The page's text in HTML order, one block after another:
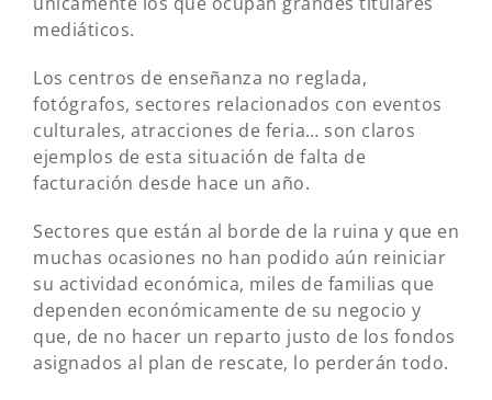
mediáticos.
Los centros de enseñanza no reglada,
fotógrafos, sectores relacionados con eventos
culturales, atracciones de feria… son claros
ejemplos de esta situación de falta de
facturación desde hace un año.
Sectores que están al borde de la ruina y que en
muchas ocasiones no han podido aún reiniciar
su actividad económica, miles de familias que
dependen económicamente de su negocio y
que, de no hacer un reparto justo de los fondos
asignados al plan de rescate, lo perderán todo.